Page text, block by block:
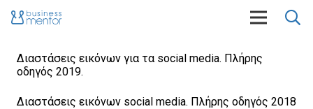
Διαστάσεις εικόνων για τα social media. Πλήρης
οδηγός 2019.
Διαστάσεις εικόνων social media. Πλήρης οδηγός 2018